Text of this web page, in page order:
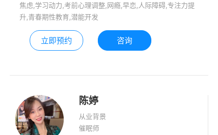
焦虑,学习动力,考前心理调整,网瘾,早恋,人际障碍,专注力提
升,青春期性教育,潜能开发
立即预约 咨询
陈婷
从业背景
催眠师